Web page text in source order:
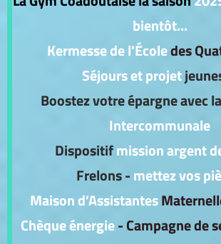
bientôt...
Kermesse de l'Écoledes
Séjours et projet
Boostez votre épargne avec la
Intercommunale
Dispositifmission argent
Frelons -mettez vos
Maison d’Assistantes
Chèque énergie- Campagne de